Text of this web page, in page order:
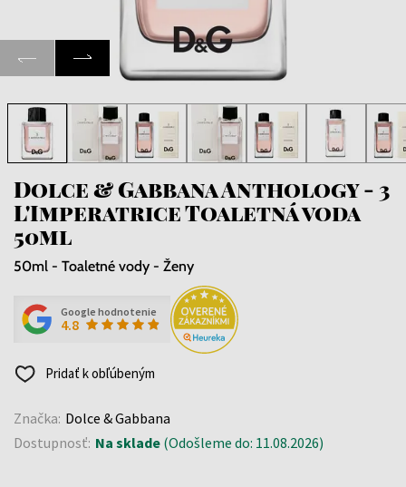
Dolce & Gabbana Anthology - 3
L'Imperatrice Toaletná voda
50ml
50ml - Toaletné vody - Ženy
Google hodnotenie
4.8
Pridať k obľúbeným
Značka: Dolce & Gabbana
Dostupnosť: Na sklade (Odošleme do: 11.08.2026)